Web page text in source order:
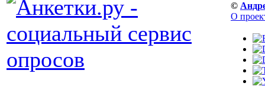
©
О